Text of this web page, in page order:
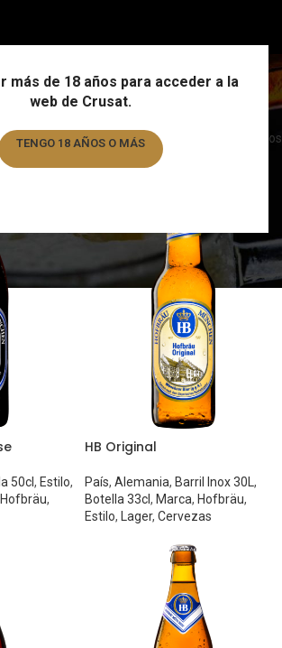
más de 18 años para acceder a la
web de Crusat.
TENGO 18 AÑOS O MÁS
Hofbräu
Showing all 4 results
Filtros
50cl, Estilo,
Hofbräu,
HB Original
País, Alemania, Barril Inox 30L ,
Botella 33cl, Marca, Hofbräu,
Estilo, Lager, Cervezas